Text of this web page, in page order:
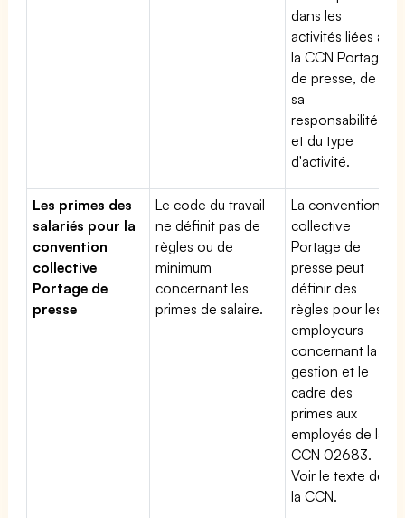
dans les
activités liées à
la CCN Portage
de presse, de
sa
responsabilité
et du type
d'activité.
Les primes des
salariés pour la
convention
collective
Portage de
presse
Le code du travail
ne définit pas de
règles ou de
minimum
concernant les
primes de salaire.
La convention
collective
Portage de
presse peut
définir des
règles pour les
employeurs
concernant la
gestion et le
cadre des
primes aux
employés de la
CCN 02683.
Voir le texte de
la CCN.